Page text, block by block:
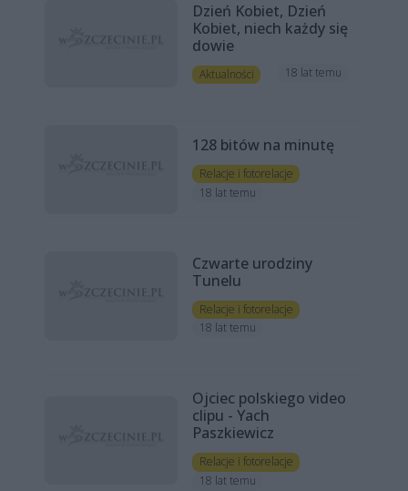
Dzień Kobiet, Dzień
Kobiet, niech każdy się
dowie
Aktualności 18 lat temu
128 bitów na minutę
Relacje i fotorelacje
18 lat temu
Czwarte urodziny
Tunelu
Relacje i fotorelacje
18 lat temu
Ojciec polskiego video
clipu - Yach
Paszkiewicz
Relacje i fotorelacje
18 lat temu